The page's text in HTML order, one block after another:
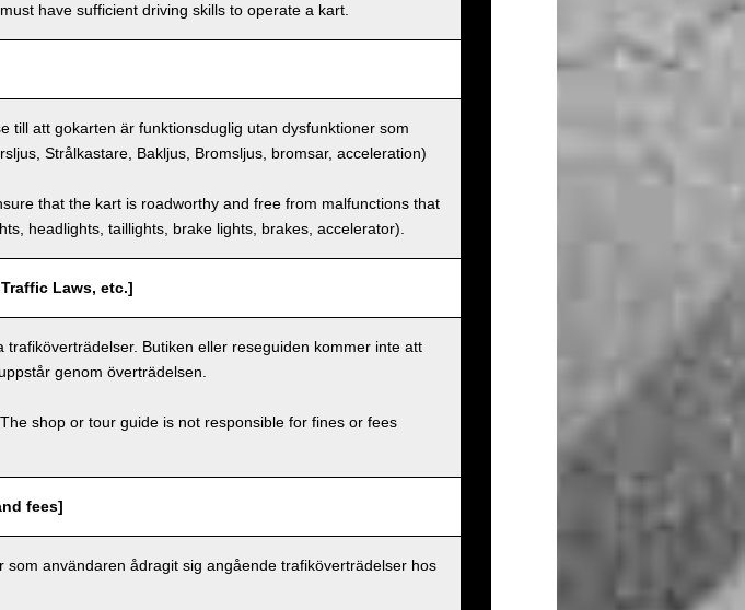
have sufficient driving skills to operate a kart.
till att gokarten är funktionsduglig utan dysfunktioner som
Strålkastare, Bakljus, Bromsljus, bromsar, acceleration)
that the kart is roadworthy and free from malfunctions that
headlights, taillights, brake lights, brakes, accelerator).
Laws, etc.]
Butiken eller reseguiden kommer inte att
genom överträdelsen.
shop or tour guide is not responsible for fines or fees
fees]
användaren ådragit sig angående trafiköverträdelser hos